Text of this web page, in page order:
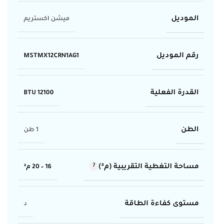
الموديل ميشن اكستريم
رقم الموديل MSTMX12CRN1AG1
القدرة الفعلية 12100 BTU
الطن 1 طن
مساحة التغطية التقريبية (م²) 16 – 20 م²
مستوى كفاءة الطاقة د